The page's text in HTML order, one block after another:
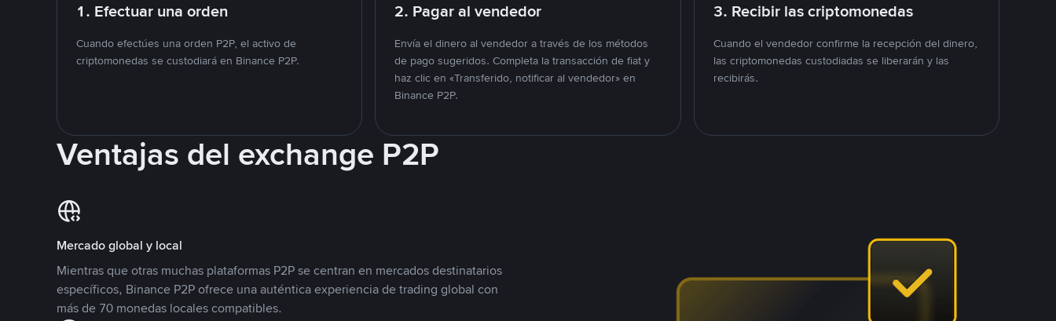
1. Efectuar una orden
Cuando efectúes una orden P2P, el activo de
criptomonedas se custodiará en Binance P2P.
2. Pagar al vendedor
Envía el dinero al vendedor a través de los métodos
de pago sugeridos. Completa la transacción de fiat y
haz clic en «Transferido, notificar al vendedor» en
Binance P2P.
3. Recibir las criptomonedas
Cuando el vendedor confirme la recepción del dinero,
las criptomonedas custodiadas se liberarán y las
recibirás.
Ventajas del exchange P2P
Mercado global y local
Mientras que otras muchas plataformas P2P se centran en mercados destinatarios
específicos, Binance P2P ofrece una auténtica experiencia de trading global con
más de 70 monedas locales compatibles.